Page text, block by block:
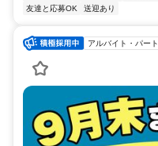
友達と応募OK
送迎あり
アルバイト・パート